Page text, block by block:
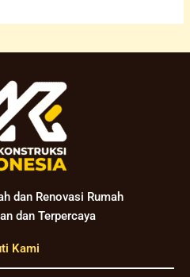
dan Renovasi Rumah
dan Terpercaya
Kami